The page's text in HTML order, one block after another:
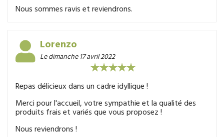
Sans regret d’avoir parcouru 140kms aller/retour…. On les
refera !
Nous sommes ravis et reviendrons.
Lorenzo
Le dimanche 17 avril 2022
Repas délicieux dans un cadre idyllique !
Merci pour l'accueil, votre sympathie et la qualité des
produits frais et variés que vous proposez !
Nous reviendrons !